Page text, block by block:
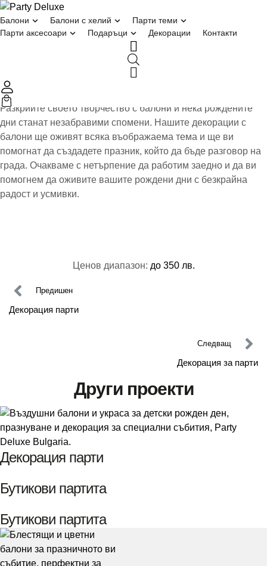
балони балони с хелий
парти теми
парти аксесоари
подаръци декорации контакти
Декорация за
рожден ден
Разкрийте своето творчество с балони и нека рождените
дни станат незабравими спомени. Нашите декорации с
балони ще оживят всяка въображаема тема и ще ви
помогнат да създадете празник, който да бъде разговор на
града. Очакваме с нетърпение да работим заедно и да ви
помогнем да оживите вашите рождени дни с безкрайна
радост и усмивки.
Ценов диапазон: до 350 лв.
Предишен
Декорация парти
Следващ
Декорация за парти
Други проекти
Декорация парти
Бутикови партита
Бутикови партита